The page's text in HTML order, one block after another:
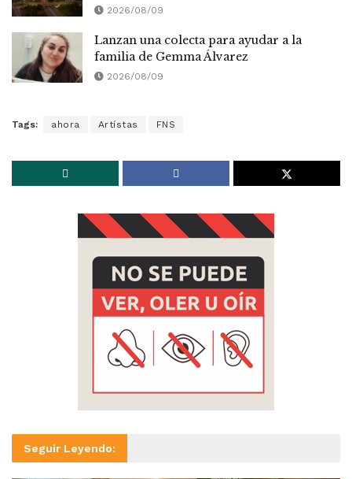
2026/08/09
Lanzan una colecta para ayudar a la
familia de Gemma Álvarez
2026/08/09
Tags: ahora Artístas FNS
Seguir Leyendo: